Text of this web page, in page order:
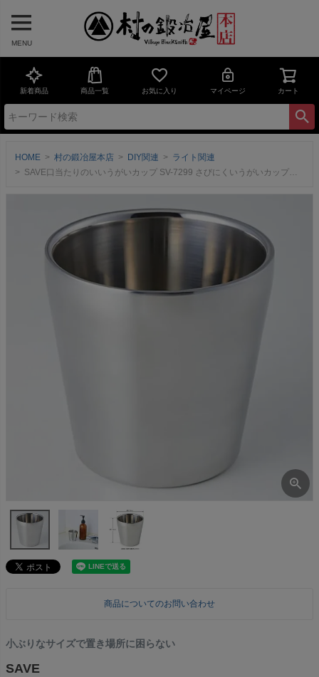
MENU
新着商品 商品一覧 お気に入り マイページ カート
HOME 村の鍛冶屋本店 DIY関連
ライト関連
SAVE口当たりのいいうがいカップ SV-7299 さびにくいうがいカップ【頑張って送料無料！】
商品についてのお問い合わせ
小ぶりなサイズで置き場所に困らない
SAVE